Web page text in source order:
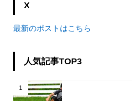
X
最新のポストはこちら
人気記事TOP3
1